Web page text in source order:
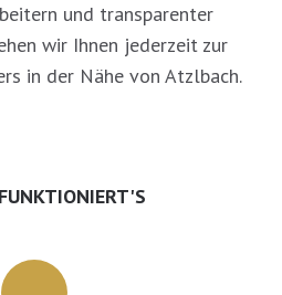
und transparenter
wir Ihnen jederzeit zur
in der Nähe von Atzlbach.